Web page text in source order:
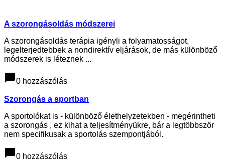
A szorongásoldás módszerei
A szorongásoldás terápia igényli a folyamatosságot,
legelterjedtebbek a nondirektív eljárások, de más különböző
módszerek is léteznek ...
chat_bubble0 hozzászólás
Szorongás a sportban
A sportolókat is - különböző élethelyzetekben - megérintheti
a szorongás , ez kihat a teljesítményükre, bár a legtöbbször
nem specifikusak a sportolás szempontjából.
chat_bubble0 hozzászólás